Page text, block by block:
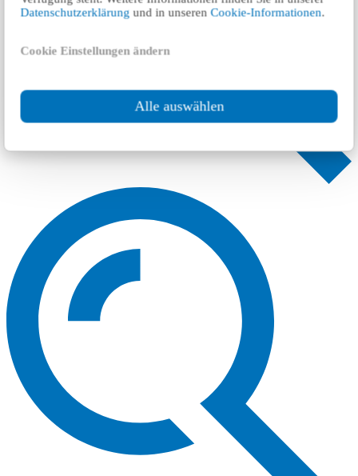
Datenschutzerklärung und in unserenCookie-Informationen.
Cookie Einstellungen ändern
Alle auswählen